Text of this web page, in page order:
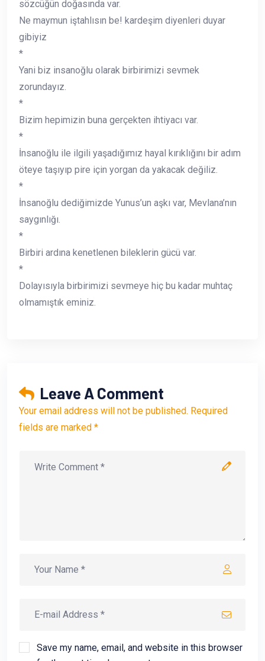
sözcüğün doğasında var.
Ne maymun iştahlısın be! kardeşim diyenleri duyar
gibiyiz
*
Yani biz insanoğlu olarak birbirimizi sevmek
zorundayız.
*
Bizim hepimizin buna gerçekten ihtiyacı var.
*
İnsanoğlu ile ilgili yaşadığımız hayal kırıklığını bir adım
öteye taşıyıp pire için yorgan da yakacak değiliz.
*
İnsanoğlu dediğimizde Yunus’un aşkı var, Mevlana’nın
saygınlığı.
*
Birbiri ardına kenetlenen bileklerin gücü var.
*
Dolayısıyla birbirimizi sevmeye hiç bu kadar muhtaç
olmamıştık eminiz.
Leave A Comment
Your email address will not be published. Required
fields are marked *
Save my name, email, and website in this browser